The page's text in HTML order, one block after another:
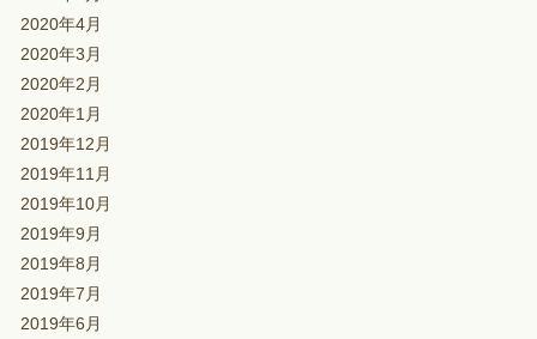
2020年4月
2020年3月
2020年2月
2020年1月
2019年12月
2019年11月
2019年10月
2019年9月
2019年8月
2019年7月
2019年6月